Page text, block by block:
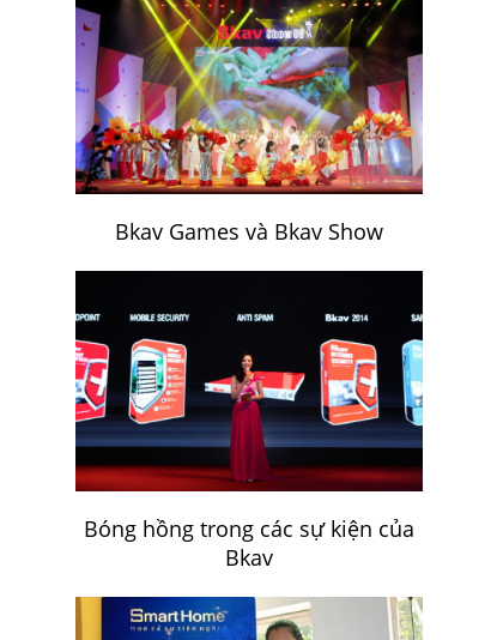
Bkav Games và Bkav Show
Bóng hồng trong các sự kiện của
Bkav